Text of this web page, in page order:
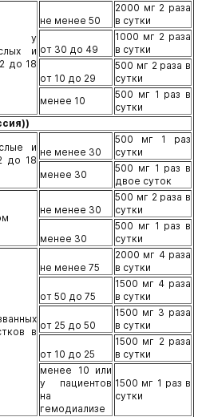
у
и
до 18
не менее 50
2000 мг 2 раза
в сутки
от 30 до 49
1000 мг 2 раза
в сутки
от 10 до 29
500 мг 2 раза в
сутки
менее 10
500 мг 1 раз в
сутки
и
до 18
не менее 30
500 мг 1 раз
сутки
менее 30
500 мг 1 раз в
двое суток
не менее 30
500 мг 2 раза в
сутки
менее 30
500 мг 1 раз в
сутки
в
не менее 75
2000 мг 4 раза
в сутки
от 50 до 75
1500 мг 4 раза
в сутки
от 25 до 50
1500 мг 3 раза
в сутки
от 10 до 25
1500 мг 2 раза
в сутки
менее 10 или
у пациентов
на
гемодиализе
1500 мг 1 раз в
сутки